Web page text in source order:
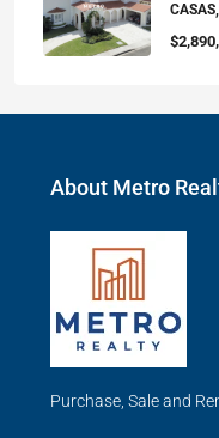
About Metro
Purchase, Sale and